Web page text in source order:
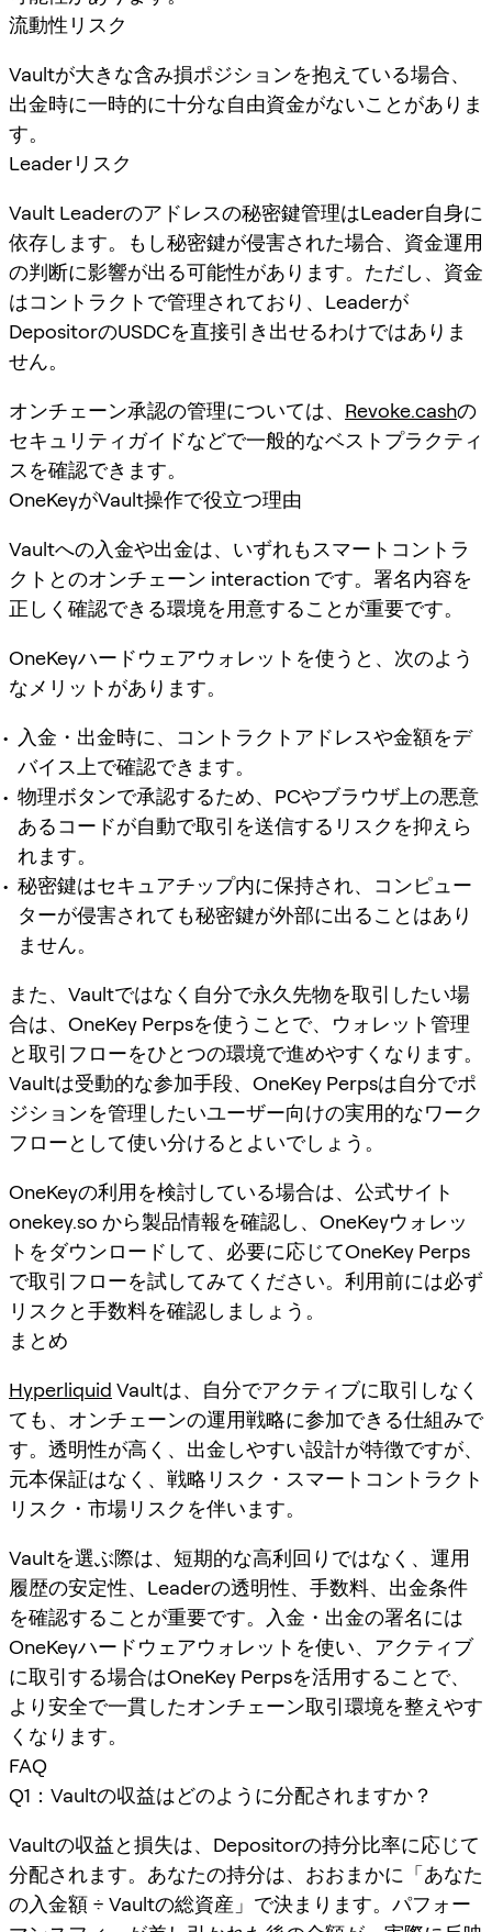
流動性リスク
Vaultが大きな含み損ポジションを抱えている場合、
出金時に一時的に十分な自由資金がないことがありま
す。
Leaderリスク
Vault Leaderのアドレスの秘密鍵管理はLeader自身に
依存します。もし秘密鍵が侵害された場合、資金運用
の判断に影響が出る可能性があります。ただし、資金
はコントラクトで管理されており、Leaderが
DepositorのUSDCを直接引き出せるわけではありま
せん。
オンチェーン承認の管理については、 Revoke.cashの
セキュリティガイドなどで一般的なベストプラクティ
スを確認できます。
OneKeyがVault操作で役立つ理由
Vaultへの入金や出金は、いずれもスマートコントラ
クトとのオンチェーン interaction です。署名内容を
正しく確認できる環境を用意することが重要です。
OneKeyハードウェアウォレットを使うと、次のよう
なメリットがあります。
入金・出金時に、コントラクトアドレスや金額をデ
バイス上で確認できます。
物理ボタンで承認するため、PCやブラウザ上の悪意
あるコードが自動で取引を送信するリスクを抑えら
れます。
秘密鍵はセキュアチップ内に保持され、コンピュー
ターが侵害されても秘密鍵が外部に出ることはあり
ません。
また、Vaultではなく自分で永久先物を取引したい場
合は、OneKey Perpsを使うことで、ウォレット管理
と取引フローをひとつの環境で進めやすくなります。
Vaultは受動的な参加手段、OneKey Perpsは自分でポ
ジションを管理したいユーザー向けの実用的なワーク
フローとして使い分けるとよいでしょう。
OneKeyの利用を検討している場合は、公式サイト
onekey.so から製品情報を確認し、OneKeyウォレッ
トをダウンロードして、必要に応じてOneKey Perps
で取引フローを試してみてください。利用前には必ず
リスクと手数料を確認しましょう。
まとめ
Hyperliquid Vaultは、自分でアクティブに取引しなく
ても、オンチェーンの運用戦略に参加できる仕組みで
す。透明性が高く、出金しやすい設計が特徴ですが、
元本保証はなく、戦略リスク・スマートコントラクト
リスク・市場リスクを伴います。
Vaultを選ぶ際は、短期的な高利回りではなく、運用
履歴の安定性、Leaderの透明性、手数料、出金条件
を確認することが重要です。入金・出金の署名には
OneKeyハードウェアウォレットを使い、アクティブ
に取引する場合はOneKey Perpsを活用することで、
より安全で一貫したオンチェーン取引環境を整えやす
くなります。
FAQ
Q1：Vaultの収益はどのように分配されますか？
Vaultの収益と損失は、Depositorの持分比率に応じて
分配されます。あなたの持分は、おおまかに「あなた
の入金額 ÷ Vaultの総資産」で決まります。パフォー